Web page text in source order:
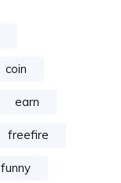
coin
earn
freefire
funny